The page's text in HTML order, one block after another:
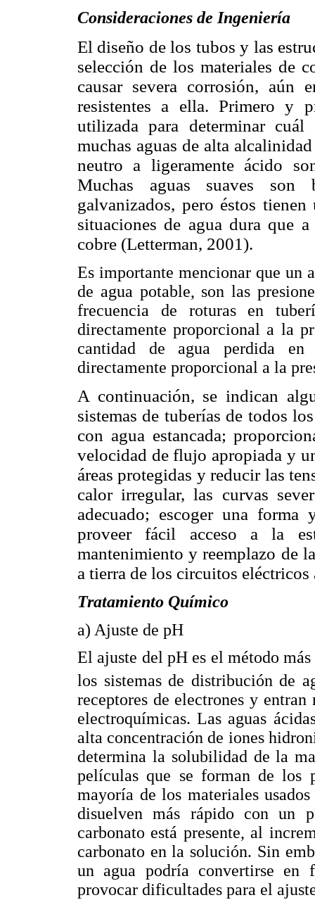
Consideraciones de Ingeniería
El diseño de los tubos y las
selección de los materiales de
causar severa corrosión, aún
resistentes a ella. Primero y
utilizada para determinar
muchas aguas de alta
neutro a ligeramente ácido
Muchas aguas suaves son
galvanizados, pero éstos
situaciones de agua dura que
cobre (Letterman, 2001).
Es importante mencionar que un
de agua potable, son las
frecuencia de roturas en
directamente proporcional a la
cantidad de agua perdida
directamente proporcional a la
A continuación, se indican
sistemas de tuberías de todos
con agua estancada;
velocidad de flujo apropiada y
áreas protegidas y reducir las
calor irregular, las curvas
adecuado; escoger una forma
proveer fácil acceso a la
mantenimiento y reemplazo de
a tierra de los circuitos
Tratamiento Químico
a) Ajuste de pH
El ajuste del pH es el método
los sistemas de distribución de
receptores de electrones y
electroquímicas. Las aguas
alta concentración de iones
determina la solubilidad de la
películas que se forman de los
mayoría de los materiales
disuelven más rápido con un
carbonato está presente, al
carbonato en la solución. Sin
un agua podría convertirse en
provocar dificultades para el